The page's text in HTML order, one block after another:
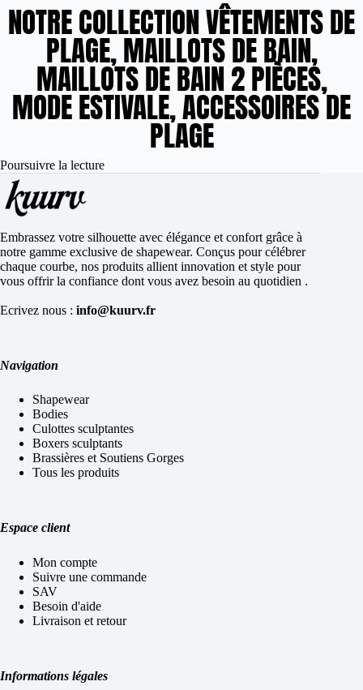
NOTRE COLLECTION VÊTEMENTS DE
PLAGE, MAILLOTS DE BAIN,
MAILLOTS DE BAIN 2 PIÈCES,
MODE ESTIVALE, ACCESSOIRES DE
PLAGE
Poursuivre la lecture
Embrassez votre silhouette avec élégance et confort grâce à
notre gamme exclusive de shapewear. Conçus pour célébrer
chaque courbe, nos produits allient innovation et style pour
vous offrir la confiance dont vous avez besoin au quotidien .
Ecrivez nous : info@kuurv.fr
Navigation
Shapewear
Bodies
Culottes sculptantes
Boxers sculptants
Brassières et Soutiens Gorges
Tous les produits
Espace client
Mon compte
Suivre une commande
SAV
Besoin d'aide
Livraison et retour
Informations légales